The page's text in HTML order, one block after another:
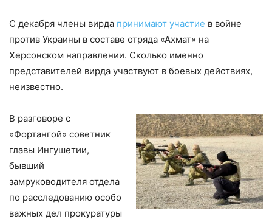
С декабря члены вирда принимают участие в войне
против Украины в составе отряда «Ахмат» на
Херсонском направлении. Сколько именно
представителей вирда участвуют в боевых действиях,
неизвестно.
В разговоре с
«Фортангой» советник
главы Ингушетии,
бывший
замруководителя отдела
по расследованию особо
важных дел прокуратуры